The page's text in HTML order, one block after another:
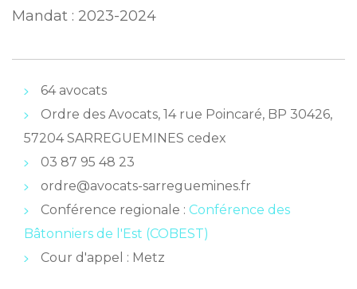
Mandat : 2023-2024
64 avocats
Ordre des Avocats, 14 rue Poincaré, BP 30426,
57204 SARREGUEMINES cedex
03 87 95 48 23
ordre@avocats-sarreguemines.fr
Conférence regionale : Conférence des
Bâtonniers de l'Est (COBEST)
Cour d'appel : Metz